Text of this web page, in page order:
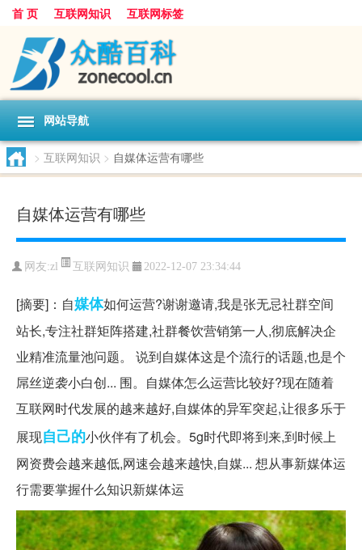
首 页 互联网知识 互联网标签
网站导航
> 互联网知识 > 自媒体运营有哪些
自媒体运营有哪些
网友:zl 互联网知识 2022-12-07 23:34:44
[摘要]：自媒体如何运营?谢谢邀请,我是张无忌社群空间
站长,专注社群矩阵搭建,社群餐饮营销第一人,彻底解决企
业精准流量池问题。 说到自媒体这是个流行的话题,也是个
屌丝逆袭小白创... 围。自媒体怎么运营比较好?现在随着
互联网时代发展的越来越好,自媒体的异军突起,让很多乐于
展现自己的小伙伴有了机会。5g时代即将到来,到时候上
网资费会越来越低,网速会越来越快,自媒... 想从事新媒体运
行需要掌握什么知识新媒体运